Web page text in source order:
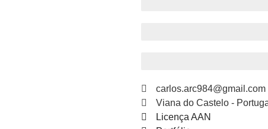
carlos.arc984@gmail.com
Viana do Castelo -
Licença AAN